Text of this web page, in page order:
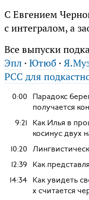
С Евгением
с интегралом, а
Все выпуски
Эпл · Ютюб ·
РСС для
0:00 Парадокс
получается
9:21 Как Илья в
косинус двух
10:20
12:39 Как
14:34 Как увидеть
x считается